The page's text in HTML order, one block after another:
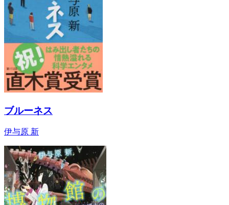
ブルーネス
伊与原 新